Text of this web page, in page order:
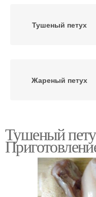
Тушеный петух
Жареный петух
Петух с овощами
Домашняя лапша
Тушеный